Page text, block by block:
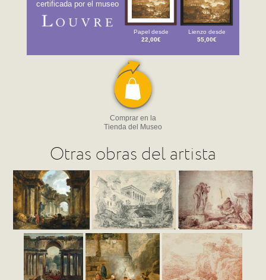
certificada por el museo
Papel desde
22,00€
Lienzo desde
55,00€
Comprar en la
Tienda del Museo
Otras obras del artista